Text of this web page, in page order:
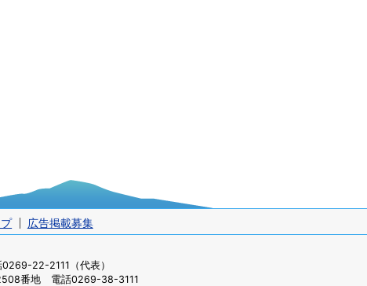
広告掲載募集
22-2111（代表）
番地 電話0269-38-3111